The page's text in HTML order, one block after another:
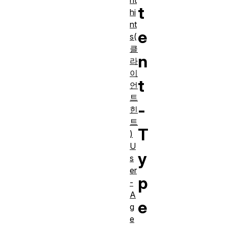
t
e
n
t
-
T
y
p
e
hi
nt
s(
클
라
이
언
트
힌
트
)
U
s
er
-
A
g
e